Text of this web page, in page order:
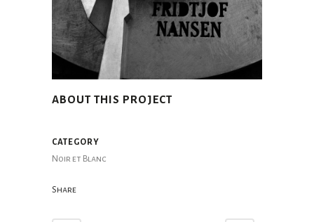
ABOUT THIS PROJECT
CATEGORY
Noir et Blanc
Share